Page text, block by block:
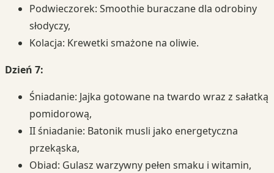
Podwieczorek: Smoothie buraczane dla odrobiny
słodyczy,
Kolacja: Krewetki smażone na oliwie.
Dzień 7:
Śniadanie: Jajka gotowane na twardo wraz z sałatką
pomidorową,
II śniadanie: Batonik musli jako energetyczna
przekąska,
Obiad: Gulasz warzywny pełen smaku i witamin,